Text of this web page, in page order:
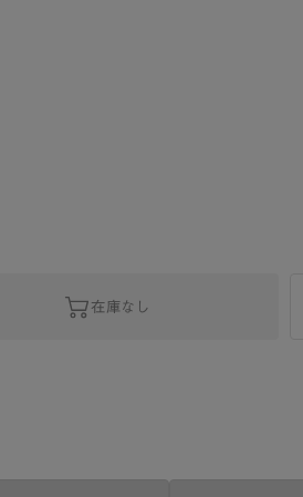
在庫なし